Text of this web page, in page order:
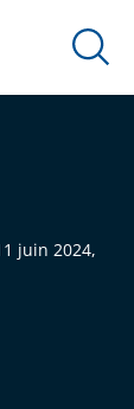
Ouvrir
juin 2024,